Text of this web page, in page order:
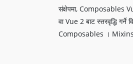
संक्षेपमा, Composables
वा Vue 2 बाट स्तरवृद्धि गर्ने
Composables ।